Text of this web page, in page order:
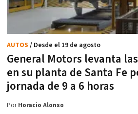
General Motors levanta
en su planta de Santa Fe
jornada de 9 a 6 horas
AUTOS / Desde el 19 de agosto
PorHoracio Alonso